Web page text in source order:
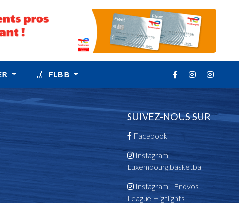
FLBB
SUIVEZ-NOUS SUR
Facebook
Instagram -
Luxembourg.basketball
Instagram - Enovos
League Highlights